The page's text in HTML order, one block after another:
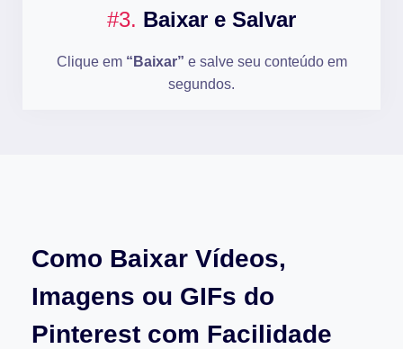
#3. Baixar e Salvar
Clique em “Baixar” e salve seu conteúdo em
segundos.
Como Baixar Vídeos,
Imagens ou GIFs do
Pinterest com Facilidade